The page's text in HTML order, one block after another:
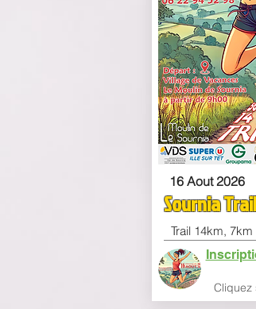
16 Aout 2026
Sournia Trail
Trail 14km, 7km
Cliquez